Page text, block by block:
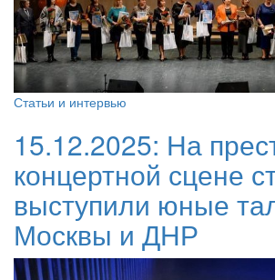
Статьи и интервью
15.12.2025: На
концертной сцене
выступили юные
Москвы и ДНР